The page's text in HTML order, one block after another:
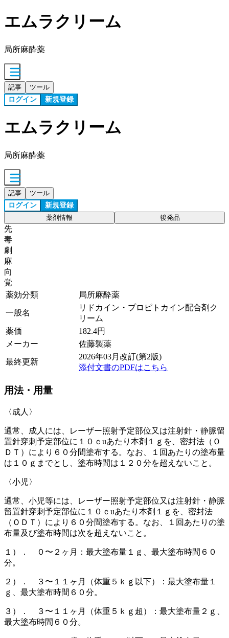
エムラクリーム
局所麻酔薬
記事 ツール
ログイン 新規登録
エムラクリーム
局所麻酔薬
記事 ツール
ログイン 新規登録
薬剤情報 後発品
先
毒
劇
麻
向
覚
薬効分類
局所麻酔薬
一般名
リドカイン・プロピトカイン配合剤ク
リーム
薬価
182.4円
メーカー
佐藤製薬
最終更新
2026年03月改訂(第2版)
添付文書のPDFはこちら
用法・用量
〈成人〉
通常、成人には、レーザー照射予定部位又は注射針・静脈留
置針穿刺予定部位に１０ｃuあたり本剤１ｇを、密封法（Ｏ
ＤＴ）により６０分間塗布する。なお、１回あたりの塗布量
は１０ｇまでとし、塗布時間は１２０分を超えないこと。
〈小児〉
通常、小児等には、レーザー照射予定部位又は注射針・静脈
留置針穿刺予定部位に１０ｃuあたり本剤１ｇを、密封法
（ＯＤＴ）により６０分間塗布する。なお、１回あたりの塗
布量及び塗布時間は次を超えないこと。
１）． ０〜２ヶ月：最大塗布量１ｇ、最大塗布時間６０
分。
２）． ３〜１１ヶ月（体重５ｋｇ以下）：最大塗布量１
ｇ、最大塗布時間６０分。
３）． ３〜１１ヶ月（体重５ｋｇ超）：最大塗布量２ｇ、
最大塗布時間６０分。